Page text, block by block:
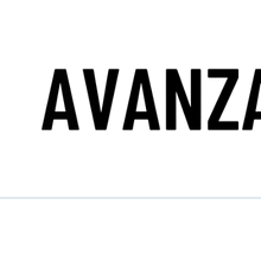
contenido